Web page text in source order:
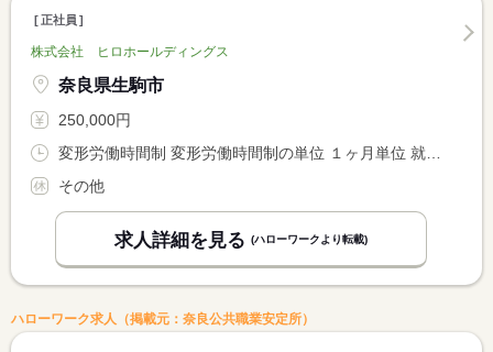
正社員
株式会社 ヒロホールディングス
奈良県生駒市
250,000円
その他
求人詳細を見る (ハローワークより転載)
ハローワーク求人（掲載元：奈良公共職業安定所）